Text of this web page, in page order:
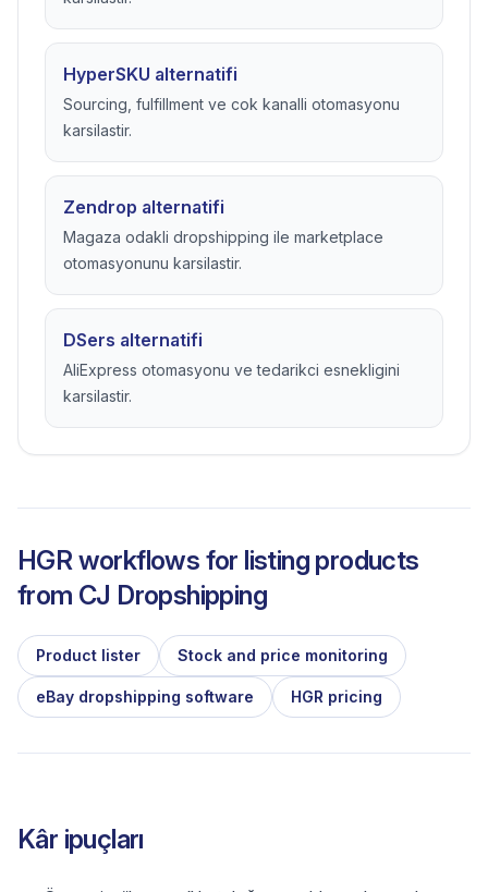
HyperSKU alternatifi
Sourcing, fulfillment ve cok kanalli otomasyonu
karsilastir.
Zendrop alternatifi
Magaza odakli dropshipping ile marketplace
otomasyonunu karsilastir.
DSers alternatifi
AliExpress otomasyonu ve tedarikci esnekligini
karsilastir.
HGR workflows for listing products
from CJ Dropshipping
Product lister Stock and price monitoring
eBay dropshipping software HGR pricing
Kâr ipuçları